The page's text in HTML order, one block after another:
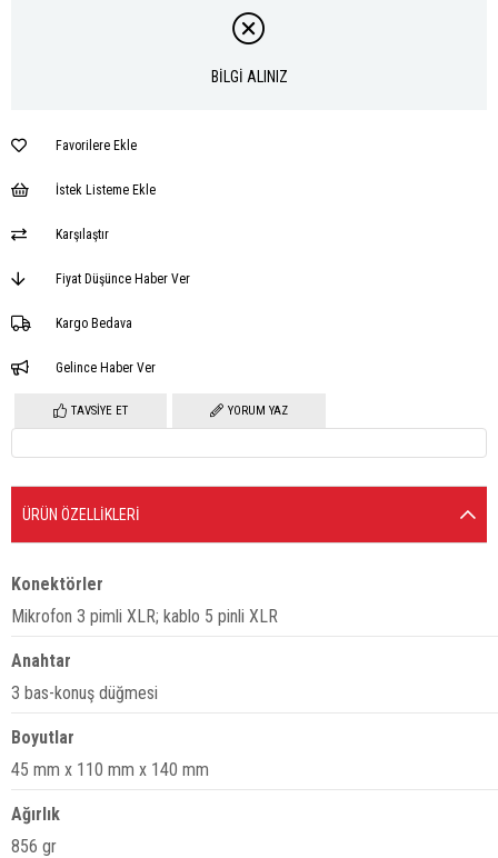
BİLGİ ALINIZ
Favorilere Ekle
İstek Listeme Ekle
Karşılaştır
Fiyat Düşünce Haber Ver
Kargo Bedava
Gelince Haber Ver
TAVSIYE ET YORUM YAZ
ÜRÜN ÖZELLIKLERI
Konektörler
Mikrofon 3 pimli XLR; kablo 5 pinli XLR
Anahtar
3 bas-konuş düğmesi
Boyutlar
45 mm x 110 mm x 140 mm
Ağırlık
856 gr